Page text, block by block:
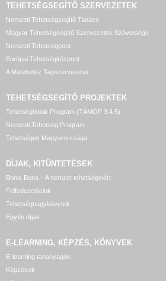
TEHETSÉGSEGÍTŐ SZERVEZETEK
Nemzeti Tehetségsegítő Tanács
Magyar Tehetségsegítő Szervezetek Szövetsége
Nemzeti Tehetségpont
Európai Tehetségközpont
A Matehetsz Tagszervezetei
TEHETSÉGSEGÍTŐ PROJEKTEK
Tehetséghidak Program (TÁMOP 3.4.5)
Nemzeti Tehetség Program
Tehetségek Magyarországa
DÍJAK, KITÜNTETÉSEK
Bonis Bona – A nemzet tehetségeiért
Felfedezettjeink
Tehetségnagykövetek
Egyéb díjak
E-LEARNING, KÉPZÉS, KÖNYVEK
E-learning tananyagok
Képzések